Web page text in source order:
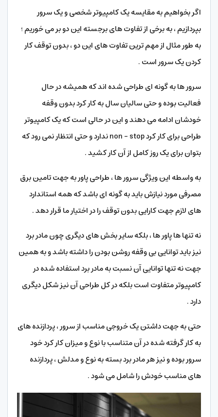
اگر بخواهیم به مقایسه یک کامپیوتر شخصی و یک سرور
بپردازیم ، به برخی از تفاوت های برجسته این دو بر می خوریم ؛
به طور مثال از مهم ترین تفاوت های این دو ، بدون توقف کار
کردن یک سرور است .
سرور ها به گونه ای طراحی شده اند که همیشه در حال
فعالیت بوده و حتی سالیان سال به کار کرد بدون وقفه
خودشان ادامه می دهند و این در حالی است که یک کامپیوتر
طراحی برای کار کرد non – stop ندارد و حتی انتظار نمی رود که
بتوان برای یک روز کامل از آن کار کشید .
به واسطه این ویژگی سرور ها ، طراحی پاور به جهت تامین برق
مصرفی مورد نیازش باید به گونه ای باشد که همه استاندارد
های لازم جهت کارایی بدون توقف را در اختیار ما قرار دهد .
نه تنها ها پاور ها ، بلکه سایر بخش های دیگری چون مادر برد
نیز باید توانایی بی وقفه روشن بودن را داشته باشد و به همین
جهت نه تنها توانایی آن نسبت به مادر برد استفاده شده در
کامپیوتر متفاوت است بلکه در کل طراحی آن نیز شکل دیگری
دارد .
حتی به جهت داشتن یک خروجی مناسب از سرور ، پردازنده های
به کار گرفته شده در آن متناسب با نوع و میزان کار کرد خود
سرور بوده و نیز هر مادر برد بسته به نوع و مدلش ، پردازنده
های مناسب خودش را شامل می شود .